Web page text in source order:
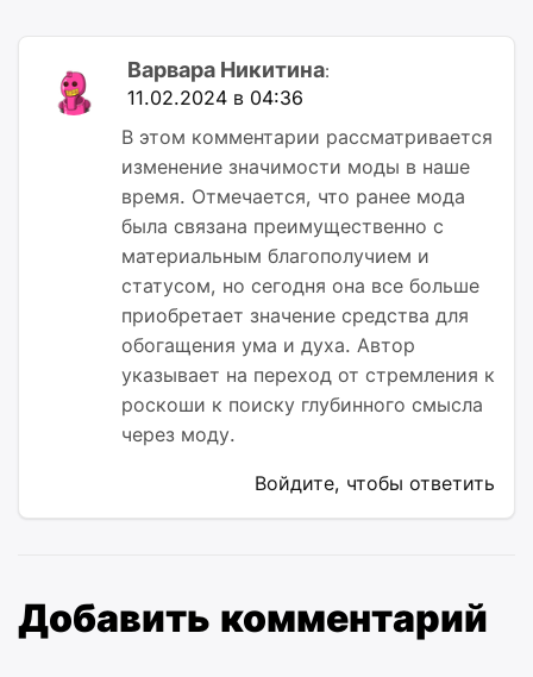
Варвара Никитина:
11.02.2024 в 04:36
В этом комментарии рассматривается
изменение значимости моды в наше
время. Отмечается, что ранее мода
была связана преимущественно с
материальным благополучием и
статусом, но сегодня она все больше
приобретает значение средства для
обогащения ума и духа. Автор
указывает на переход от стремления к
роскоши к поиску глубинного смысла
через моду.
Войдите, чтобы ответить
Добавить комментарий